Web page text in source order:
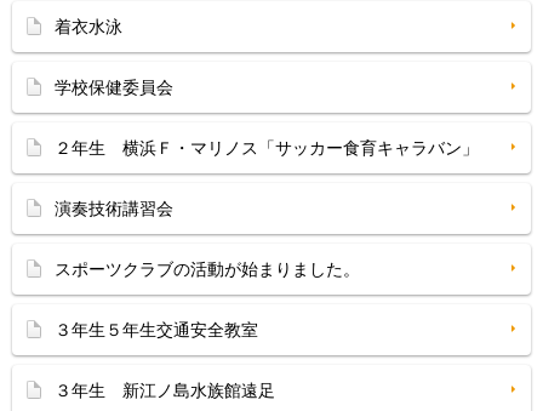
着衣水泳
学校保健委員会
２年生 横浜Ｆ・マリノス「サッカー食育キャラバン」
演奏技術講習会
スポーツクラブの活動が始まりました。
３年生５年生交通安全教室
３年生 新江ノ島水族館遠足